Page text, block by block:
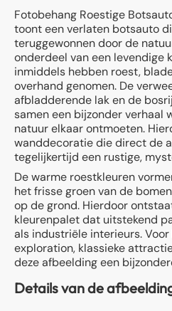
Fotobehang Roestige
toont een verlaten botsauto
teruggewonnen door de
onderdeel van een levendige
inmiddels hebben roest,
overhand genomen. De
afbladderende lak en de
samen een bijzonder verhaal
natuur elkaar ontmoeten.
wanddecoratie die direct de
tegelijkertijd een rustige,
De warme roestkleuren
het frisse groen van de
op de grond. Hierdoor
kleurenpalet dat uitstekend
als industriële interieurs.
exploration, klassieke
deze afbeelding een
Details van de